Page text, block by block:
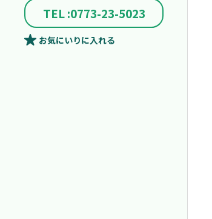
TEL :0773-23-5023
お気にいりに入れる